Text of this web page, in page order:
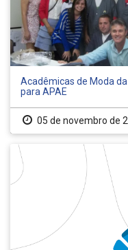
Acadêmicas de Moda
para APAE
05 de novembro de